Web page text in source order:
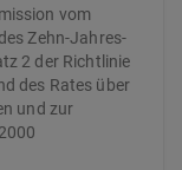
vom
Zehn-Jahres-
2 der Richtlinie
des Rates über
und zur